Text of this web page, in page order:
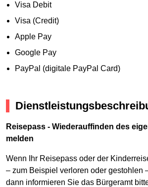
Visa Debit
Visa (Credit)
Apple Pay
Google Pay
PayPal (digitale PayPal Card)
Reisepass - Wiederauffinden des
melden
Wenn Ihr Reisepass oder der
– zum Beispiel verloren oder gestohlen
dann informieren Sie das Bürgeramt